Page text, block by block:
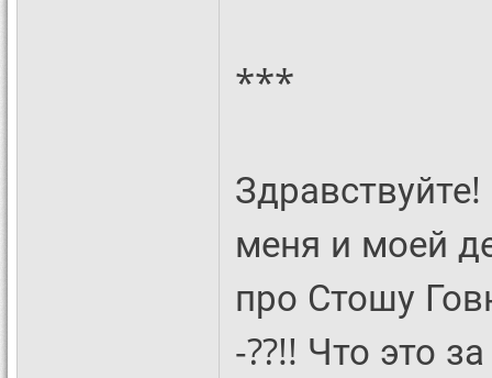
***
меня и моей
про Стошу
-??!! Что это